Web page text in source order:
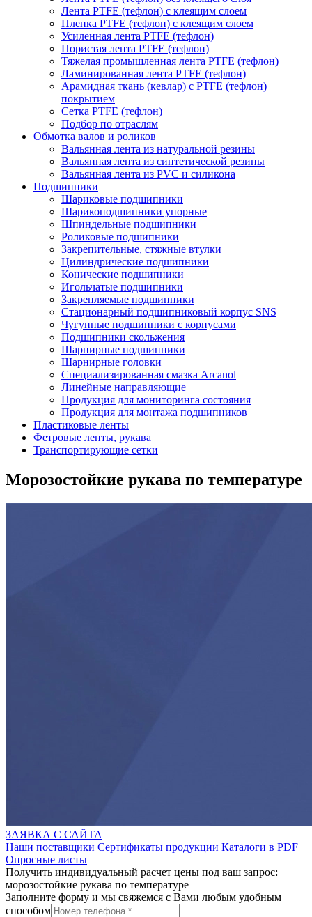
Лента PTFE (тефлон) с клеящим слоем
Пленка PTFE (тефлон) с клеящим слоем
Усиленная лента PTFE (тефлон)
Пористая лента PTFE (тефлон)
Тяжелая промышленная лента PTFE (тефлон)
Ламинированная лента PTFE (тефлон)
Арамидная ткань (кевлар) с PTFE (тефлон)
покрытием
Сетка PTFE (тефлон)
Подбор по отраслям
Обмотка валов и роликов
Вальянная лента из натуральной резины
Вальянная лента из синтетической резины
Вальянная лента из PVC и силикона
Подшипники
Шариковые подшипники
Шарикоподшипники упорные
Шпиндельные подшипники
Роликовые подшипники
Закрепительные, стяжные втулки
Цилиндрические подшипники
Конические подшипники
Игольчатые подшипники
Закрепляемые подшипники
Стационарный подшипниковый корпус SNS
Чугунные подшипники с корпусами
Подшипники скольжения
Шарнирные подшипники
Шарнирные головки
Специализированная смазка Arcanol
Линейные направляющие
Продукция для мониторинга состояния
Продукция для монтажа подшипников
Пластиковые ленты
Фетровые ленты, рукава
Транспортирующие сетки
Морозостойкие рукава по температуре
ЗАЯВКА С САЙТА
Наши поставщики Сертификаты продукции Каталоги в PDF
Опросные листы
Получить индивидуальный расчет цены под ваш запрос:
морозостойкие рукава по температуре
Заполните форму и мы свяжемся с Вами любым удобным
способом